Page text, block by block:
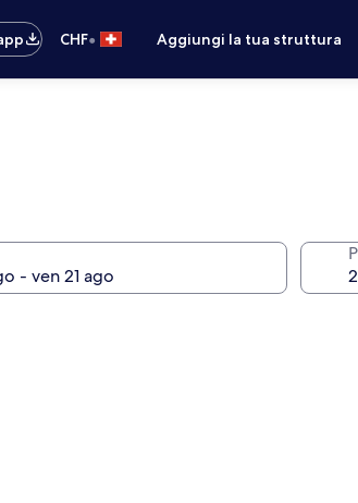
CHF• Aggiungi la tua struttura